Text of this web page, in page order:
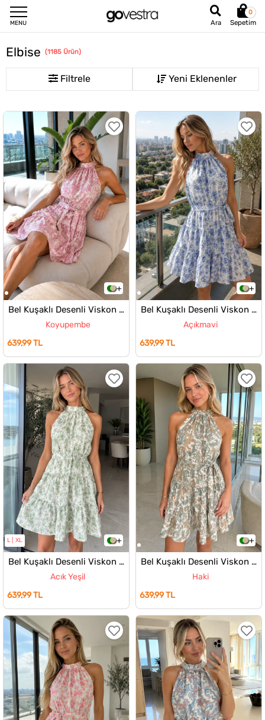
MENU Ara
0
Sepetim
Elbise (1185 Ürün)
Filtrele
Bel Kuşaklı Desenli Viskon Elbise
Koyupembe
639,99 TL
Bel Kuşaklı Desenli Viskon Elbise
Açıkmavi
639,99 TL
L XL
Bel Kuşaklı Desenli Viskon Elbise
Acık Yeşil
639,99 TL
Bel Kuşaklı Desenli Viskon Elbise
Haki
639,99 TL